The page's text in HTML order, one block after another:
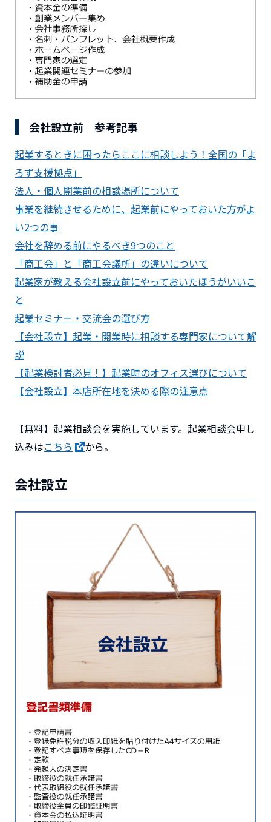
会社設立前 参考記事
起業するときに困ったらここに相談しよう！全国の「よ
ろず支援拠点」
法人・個人開業前の相談場所について
事業を継続させるために、起業前にやっておいた方がよ
い2つの事
会社を辞める前にやるべき9つのこと
「商工会」と「商工会議所」の違いについて
起業家が教える会社設立前にやっておいたほうがいいこ
と
起業セミナー・交流会の選び方
【会社設立】起業・開業時に相談する専門家について解
説
【起業検討者必見！】起業時のオフィス選びについて
【会社設立】本店所在地を決める際の注意点
【無料】起業相談会を実施しています。起業相談会申し
込みはこちら から。
会社設立